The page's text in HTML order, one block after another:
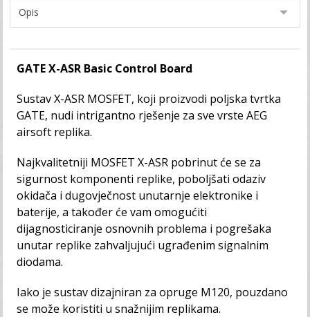
GATE X-ASR Basic Control Board
Sustav X-ASR MOSFET, koji proizvodi poljska tvrtka
GATE, nudi intrigantno rješenje za sve vrste AEG
airsoft replika.
Najkvalitetniji MOSFET X-ASR pobrinut će se za
sigurnost komponenti replike, poboljšati odaziv
okidača i dugovječnost unutarnje elektronike i
baterije, a također će vam omogućiti
dijagnosticiranje osnovnih problema i pogrešaka
unutar replike zahvaljujući ugrađenim signalnim
diodama.
Iako je sustav dizajniran za opruge M120, pouzdano
se može koristiti u snažnijim replikama.